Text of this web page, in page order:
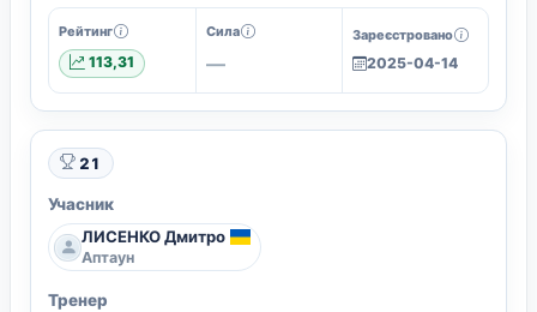
Рейтинг
113,31
Сила
—
Зареєстровано
2025-04-14
21
Учасник
ЛИСЕНКО Дмитро
Аптаун
Тренер